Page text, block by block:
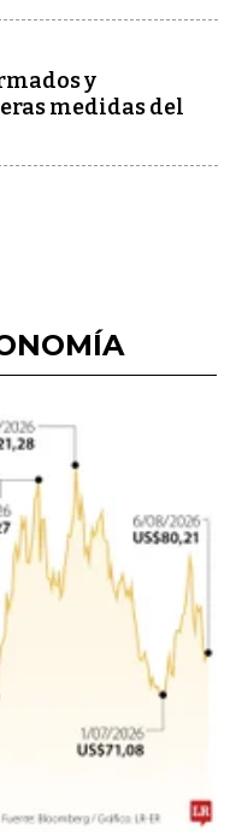
y
medidas del